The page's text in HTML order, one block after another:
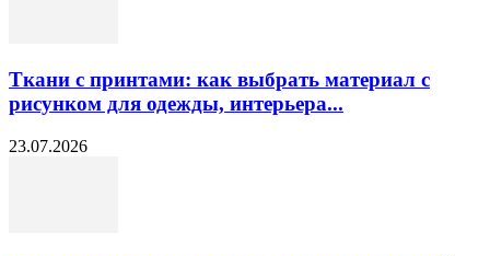
Ткани с принтами: как выбрать материал с
рисунком для одежды, интерьера...
23.07.2026